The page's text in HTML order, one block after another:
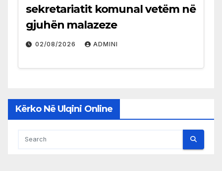
sekretariatit komunal vetëm në
gjuhën malazeze
02/08/2026 ADMINI
Kërko Në Ulqini Online